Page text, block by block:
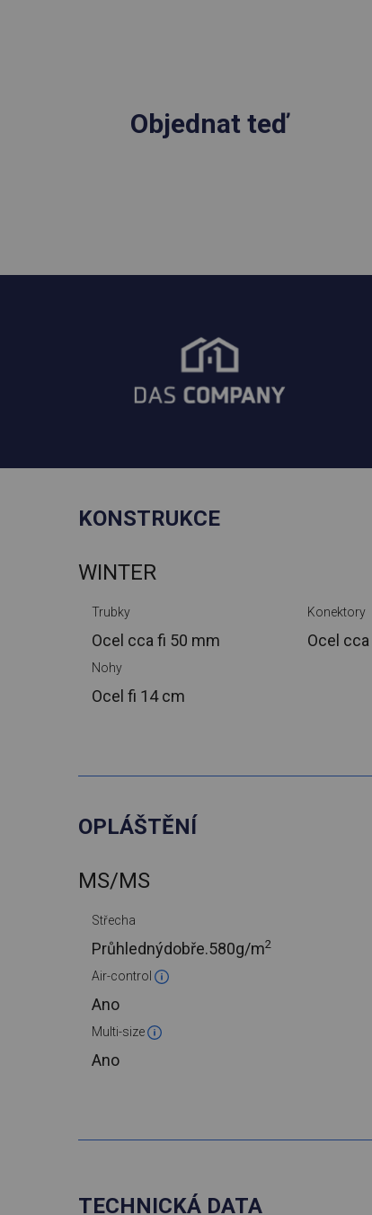
Objednat teď
KONSTRUKCE
WINTER
Trubky
Ocel cca fi 50 mm
Konektory
Ocel cca
Nohy
Ocel fi 14 cm
OPLÁŠTĚNÍ
MS/MS
Střecha
Průhlednýdobře.580g/m2
Air-control
Ano
Multi-size
Ano
TECHNICKÁ DATA